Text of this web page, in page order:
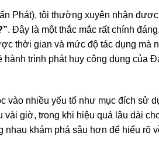
Phát), tôi thường xuyên nhận
. Đây là một thắc mắc rất chính
thời gian và mức độ tác dụng mà
hành trình phát huy công dụng của
vào nhiều yếu tố như mục đích sử
giờ, trong khi hiệu quả lâu dài
nhau khám phá sâu hơn để hiểu rõ